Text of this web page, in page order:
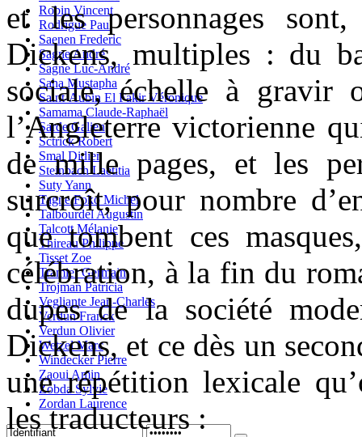
Robin Vincent
Rodrigue Paul
Saenen Frederic
Sagne André
Sagne Luc-André
Saha Mustapha
Saint-Aubin El Fakir Véronique
Samama Claude-Raphaël
Sarde Galien
Sctrick Robert
Smal Didier
Steinbach Laetitia
Suty Yann
Tagne Foko Michel
Talbourdel Augustin
Talcott Mélanie
Thireau Philippe
Tisset Zoe
Tramier Germain
Trojman Patricia
Vegliante Jean-Charles
Verdun Franck
Verdun Olivier
Wetzel Marc
Windecker Pierre
Zaoui Amin
Zobda Sylvie
Zordan Laurence
et les personnages
Dickens, multiples : du
sociale, échelle à gravir
l’Angleterre victorienne
de mille pages, et les
surcroît, pour nombre
que tombent ces
célébration, à la fin du
dupes de la société
Dickens, et ce dès un
une répétition lexicale
les traducteurs :